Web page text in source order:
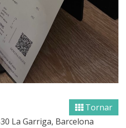
Tornar
La Garriga, Barcelona